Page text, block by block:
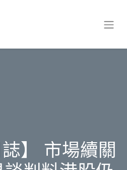
誌】 市場續關